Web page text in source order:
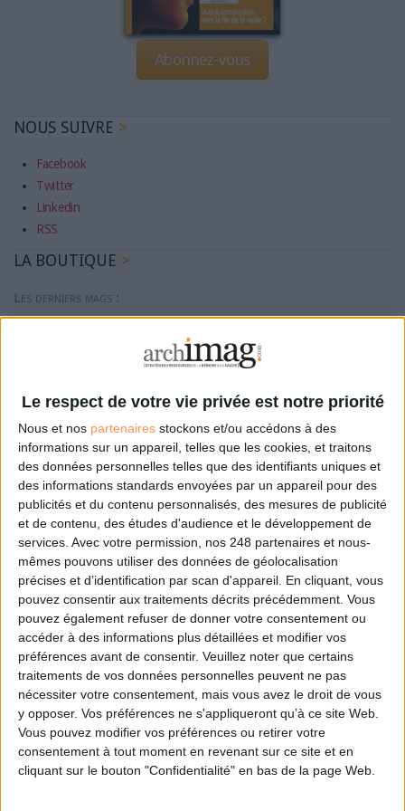
Le respect de votre vie privée est notre priorité
Nous et nos partenaires stockons et/ou accédons à des
informations sur un appareil, telles que les cookies, et traitons
des données personnelles telles que des identifiants uniques et
des informations standards envoyées par un appareil pour des
publicités et du contenu personnalisés, des mesures de publicité
et de contenu, des études d'audience et le développement de
services. Avec votre permission, nos 248 partenaires et nous-
mêmes pouvons utiliser des données de géolocalisation
précises et d’identification par scan d'appareil. En cliquant, vous
pouvez consentir aux traitements décrits précédemment. Vous
pouvez également refuser de donner votre consentement ou
accéder à des informations plus détaillées et modifier vos
préférences avant de consentir. Veuillez noter que certains
traitements de vos données personnelles peuvent ne pas
nécessiter votre consentement, mais vous avez le droit de vous
y opposer. Vos préférences ne s'appliqueront qu’à ce site Web.
Vous pouvez modifier vos préférences ou retirer votre
consentement à tout moment en revenant sur ce site et en
cliquant sur le bouton "Confidentialité" en bas de la page Web.
Abonnez-vous
NOUS SUIVRE
Facebook
Twitter
Linkedin
RSS
LA BOUTIQUE
Les derniers mags :
DSI du secteur public : le pivot de la transformation
Les derniers guides :
IA génératives : cas d’usage et retours d’expérience
Archivage physique et électronique : enjeux, méthodes et
outils
Stratégie data : tirez profit de l’intelligence des
données
LES DERNIÈRES PARUTIONS